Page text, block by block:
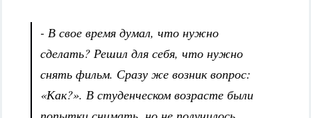
- В свое время думал, что нужно
сделать? Решил для себя, что нужно
снять фильм. Сразу же возник вопрос:
«Как?». В студенческом возрасте были